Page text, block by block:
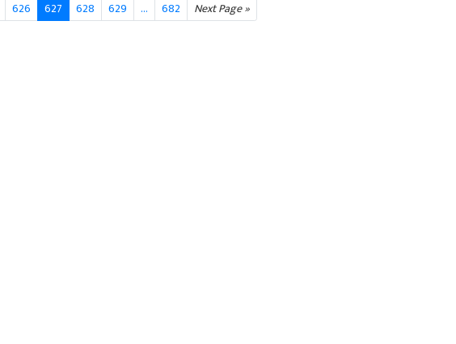
626 627 628 629 ... 682 Next Page »